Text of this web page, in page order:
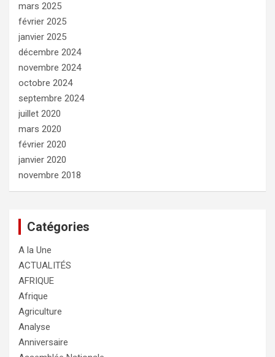
mars 2025
février 2025
janvier 2025
décembre 2024
novembre 2024
octobre 2024
septembre 2024
juillet 2020
mars 2020
février 2020
janvier 2020
novembre 2018
Catégories
A la Une
ACTUALITÉS
AFRIQUE
Afrique
Agriculture
Analyse
Anniversaire